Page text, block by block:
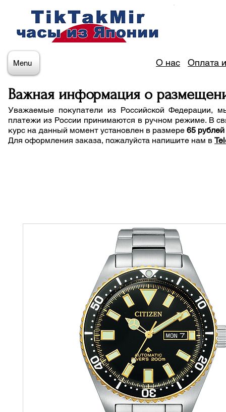
Menu О нас Оплата
Важная информация о
Уважаемые покупатели из Российской Федерации,
платежи из России принимаются в ручном режиме. В
курс на данный момент установлен в размере 65
Для оформления заказа, пожалуйста напишите нам в